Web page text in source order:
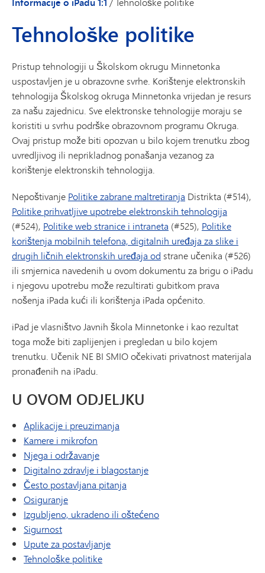
Tehnološke politike
Pristup tehnologiji u Školskom okrugu Minnetonka
uspostavljen je u obrazovne svrhe. Korištenje elektronskih
tehnologija Školskog okruga Minnetonka vrijedan je resurs
za našu zajednicu. Sve elektronske tehnologije moraju se
koristiti u svrhu podrške obrazovnom programu Okruga.
Ovaj pristup može biti opozvan u bilo kojem trenutku zbog
uvredljivog ili neprikladnog ponašanja vezanog za
korištenje elektronskih tehnologija.
Nepoštivanje Politike zabrane maltretiranja Distrikta (#514),
Politike prihvatljive upotrebe elektronskih tehnologija
(#524), Politike web stranice i intraneta (#525), Politike
korištenja mobilnih telefona, digitalnih uređaja za slike i
drugih ličnih elektronskih uređaja od strane učenika (#526)
ili smjernica navedenih u ovom dokumentu za brigu o iPadu
i njegovu upotrebu može rezultirati gubitkom prava
nošenja iPada kući ili korištenja iPada općenito.
iPad je vlasništvo Javnih škola Minnetonke i kao rezultat
toga može biti zaplijenjen i pregledan u bilo kojem
trenutku. Učenik NE BI SMIO očekivati ​​privatnost materijala
pronađenih na iPadu.
U OVOM ODJELJKU
Aplikacije i preuzimanja
Kamere i mikrofon
Njega i održavanje
Digitalno zdravlje i blagostanje
Često postavljana pitanja
Osiguranje
Izgubljeno, ukradeno ili oštećeno
Sigurnost
Upute za postavljanje
Tehnološke politike